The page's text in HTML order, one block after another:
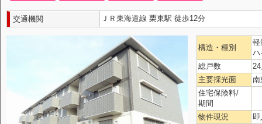
交通機関 ＪＲ東海道線 栗東駅 徒歩12分
構造・種別
軽
ハ
総戸数
主要採光面
南
住宅保険料/
期間
物件現況